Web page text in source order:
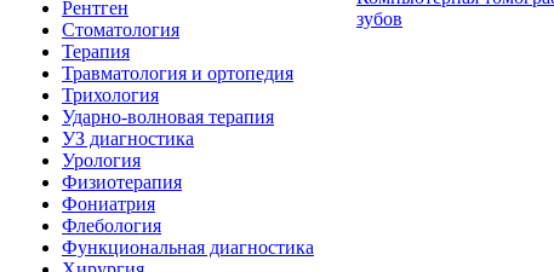
Рентген
Стоматология
Терапия
Травматология и ортопедия
Трихология
Ударно-волновая терапия
УЗ диагностика
Урология
Физиотерапия
Фониатрия
Флебология
Функциональная диагностика
зубов